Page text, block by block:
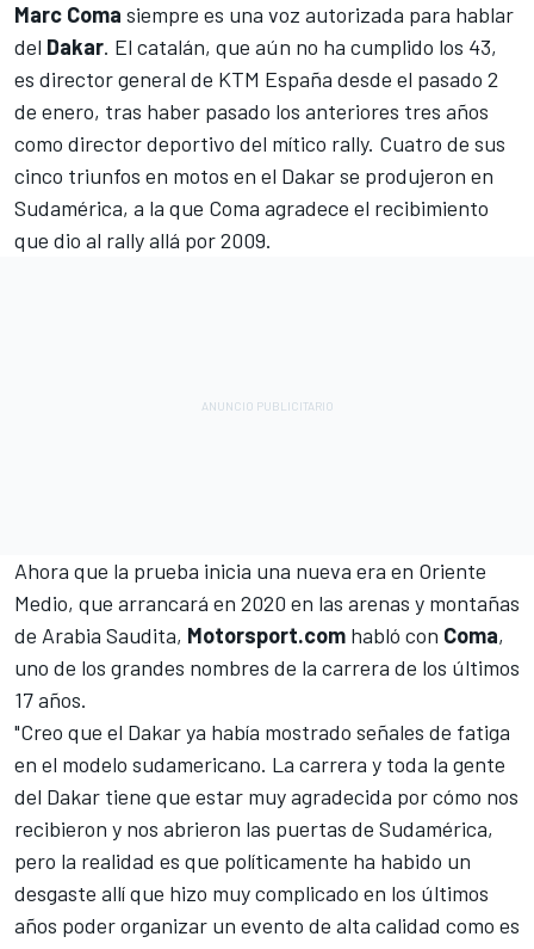
Marc Coma siempre es una voz autorizada para hablar
del Dakar. El catalán, que aún no ha cumplido los 43,
es director general de KTM España desde el pasado 2
de enero, tras haber pasado los anteriores tres años
como director deportivo del mítico rally. Cuatro de sus
cinco triunfos en motos en el Dakar se produjeron en
Sudamérica, a la que Coma agradece el recibimiento
que dio al rally allá por 2009.
Ahora que la prueba inicia una nueva era en Oriente
Medio, que arrancará en 2020 en las arenas y montañas
de Arabia Saudita, Motorsport.com habló con Coma,
uno de los grandes nombres de la carrera de los últimos
17 años.
"Creo que el Dakar ya había mostrado señales de fatiga
en el modelo sudamericano. La carrera y toda la gente
del Dakar tiene que estar muy agradecida por cómo nos
recibieron y nos abrieron las puertas de Sudamérica,
pero la realidad es que políticamente ha habido un
desgaste allí que hizo muy complicado en los últimos
años poder organizar un evento de alta calidad como es